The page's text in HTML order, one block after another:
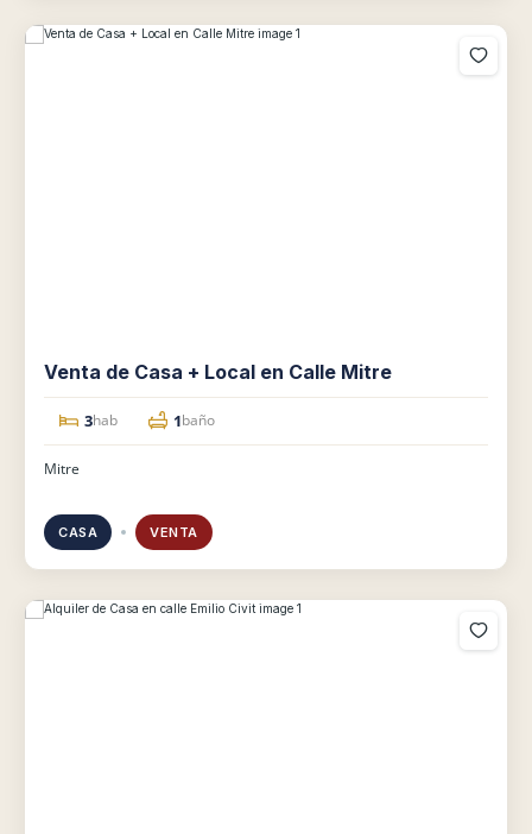
Venta de Casa + Local en Calle Mitre
3hab 1baño
Mitre
CASA VENTA